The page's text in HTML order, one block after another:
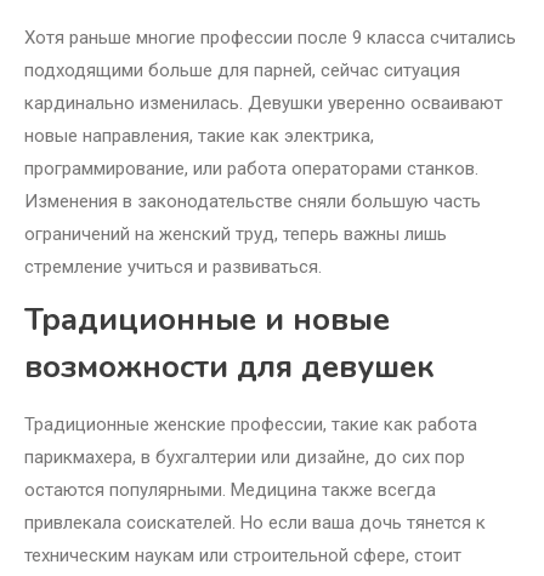
Хотя раньше многие профессии после 9 класса считались
подходящими больше для парней, сейчас ситуация
кардинально изменилась. Девушки уверенно осваивают
новые направления, такие как электрика,
программирование, или работа операторами станков.
Изменения в законодательстве сняли большую часть
ограничений на женский труд, теперь важны лишь
стремление учиться и развиваться.
Традиционные и новые
возможности для девушек
Традиционные женские профессии, такие как работа
парикмахера, в бухгалтерии или дизайне, до сих пор
остаются популярными. Медицина также всегда
привлекала соискателей. Но если ваша дочь тянется к
техническим наукам или строительной сфере, стоит